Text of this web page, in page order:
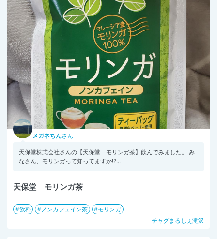
メガネちんさん
天保堂株式会社さんの【天保堂 モリンガ茶】飲んでみました。 み
なさん、モリンガって知ってますか⁉...
天保堂 モリンガ茶
飲料 ノンカフェイン茶
モリンガ
チャグまるしぇ滝沢